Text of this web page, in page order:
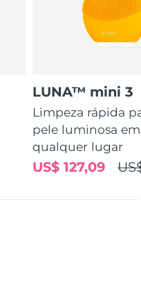
LUNA™ mini 3
Limpeza rápida
pele luminosa em
qualquer lugar
US$ 127,09